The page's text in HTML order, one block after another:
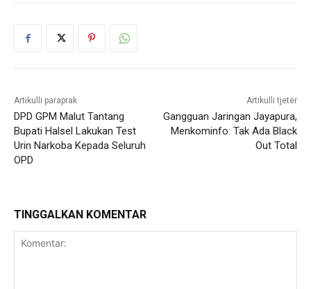
Artikulli paraprak
DPD GPM Malut Tantang
Bupati Halsel Lakukan Test
Urin Narkoba Kepada Seluruh
OPD
Artikulli tjetër
Gangguan Jaringan Jayapura,
Menkominfo: Tak Ada Black
Out Total
TINGGALKAN KOMENTAR